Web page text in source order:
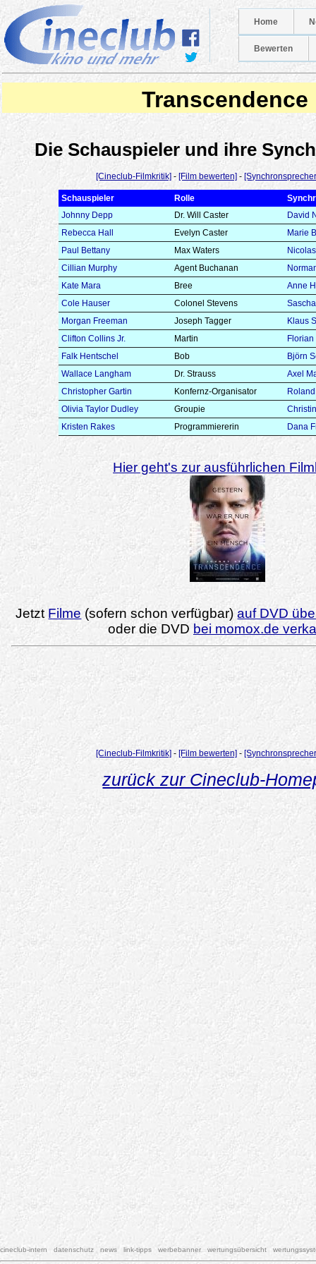
Home
Bewerten
Transcendence
Die Schauspieler und ihre
[Cineclub-Filmkritik] - [Film bewerten] -
Schauspieler Rolle
Johnny Depp
Dr. Will Caster
David
Rebecca Hall
Evelyn Caster
Marie
Paul Bettany
Max Waters
Cillian Murphy
Agent Buchanan
Kate Mara
Bree
Anne
Cole Hauser
Colonel Stevens
Morgan Freeman
Joseph Tagger
Klaus
Clifton Collins Jr.
Martin
Falk Hentschel
Bob
Björn
Wallace Langham
Dr. Strauss
Axel
Christopher Gartin
Konfernz-Organisator
Olivia Taylor Dudley
Groupie
Kristen Rakes
Programmiererin Dana
Hier geht's zur ausführlichen
Jetzt Filme (sofern schon verfügbar)auf DVD
oder die DVD bei momox.de
[Cineclub-Filmkritik] - [Film bewerten] -
zurück zur Cineclub-
cineclub-intern datenschutz news link-tipps werbebanner wertungsübersicht